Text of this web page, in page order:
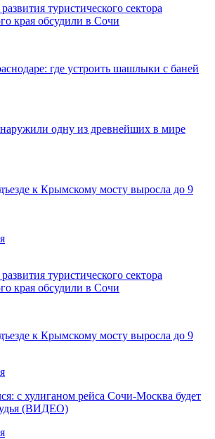
туристического сектора
края обсудили в Сочи
где устроить шашлыки с баней
одну из древнейших в мире
к Крымскому мосту выросла до 9
туристического сектора
края обсудили в Сочи
к Крымскому мосту выросла до 9
с хулиганом рейса Сочи-Москва будет
(ВИДЕО)